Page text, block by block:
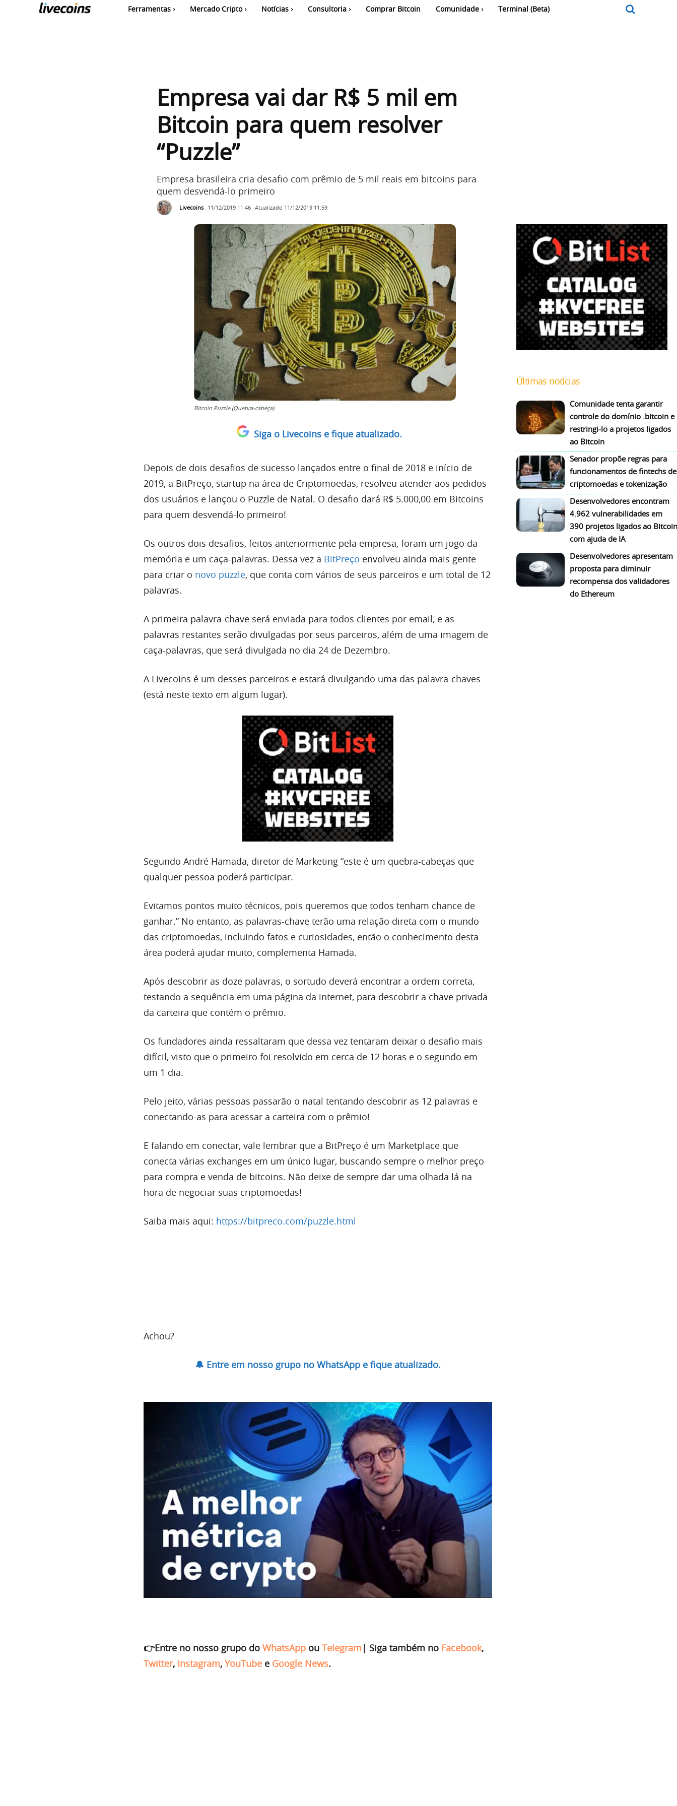
Ferramentas Mercado Cripto Notícias Consultoria Comprar Bitcoin Comunidade Terminal (Beta)
Empresa vai dar R$ 5 mil em
Bitcoin para quem resolver
“Puzzle”
Empresa brasileira cria desafio com prêmio de 5 mil reais em bitcoins para
quem desvendá-lo primeiro
Livecoins 11/12/2019 11:46 Atualizado 11/12/2019 11:59
Bitcoin Puzzle (Quebra-cabeça)
Siga o Livecoins e fique atualizado.
Depois de dois desafios de sucesso lançados entre o final de 2018 e início de
2019, a BitPreço, startup na área de Criptomoedas, resolveu atender aos pedidos
dos usuários e lançou o Puzzle de Natal. O desafio dará R$ 5.000,00 em Bitcoins
para quem desvendá-lo primeiro!
Os outros dois desafios, feitos anteriormente pela empresa, foram um jogo da
memória e um caça-palavras. Dessa vez a BitPreço envolveu ainda mais gente
para criar o novo puzzle, que conta com vários de seus parceiros e um total de 12
palavras.
A primeira palavra-chave será enviada para todos clientes por email, e as
palavras restantes serão divulgadas por seus parceiros, além de uma imagem de
caça-palavras, que será divulgada no dia 24 de Dezembro.
A Livecoins é um desses parceiros e estará divulgando uma das palavra-chaves
(está neste texto em algum lugar).
Segundo André Hamada, diretor de Marketing “este é um quebra-cabeças que
qualquer pessoa poderá participar.
Evitamos pontos muito técnicos, pois queremos que todos tenham chance de
ganhar.” No entanto, as palavras-chave terão uma relação direta com o mundo
das criptomoedas, incluindo fatos e curiosidades, então o conhecimento desta
área poderá ajudar muito, complementa Hamada.
Após descobrir as doze palavras, o sortudo deverá encontrar a ordem correta,
testando a sequência em uma página da internet, para descobrir a chave privada
da carteira que contém o prêmio.
Os fundadores ainda ressaltaram que dessa vez tentaram deixar o desafio mais
difícil, visto que o primeiro foi resolvido em cerca de 12 horas e o segundo em
um 1 dia.
Pelo jeito, várias pessoas passarão o natal tentando descobrir as 12 palavras e
conectando-as para acessar a carteira com o prêmio!
E falando em conectar, vale lembrar que a BitPreço é um Marketplace que
conecta várias exchanges em um único lugar, buscando sempre o melhor preço
para compra e venda de bitcoins. Não deixe de sempre dar uma olhada lá na
hora de negociar suas criptomoedas!
Saiba mais aqui: https://bitpreco.com/puzzle.html
Achou?
🔔 Entre em nosso grupo no WhatsApp e fique atualizado.
👉Entre no nosso grupo do WhatsApp ou Telegram | Siga também no Facebook,
Twitter, Instagram, YouTube e Google News.
Últimas notícias
Comunidade tenta garantir
controle do domínio .bitcoin e
restringi-lo a projetos ligados
ao Bitcoin
Senador propõe regras para
funcionamentos de fintechs de
criptomoedas e tokenização
Desenvolvedores encontram
4.962 vulnerabilidades em
390 projetos ligados ao Bitcoin
com ajuda de IA
Desenvolvedores apresentam
proposta para diminuir
recompensa dos validadores
do Ethereum